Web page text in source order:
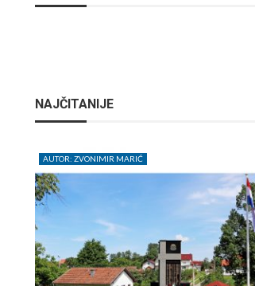
NAJČITANIJE
AUTOR: ZVONIMIR MARIĆ